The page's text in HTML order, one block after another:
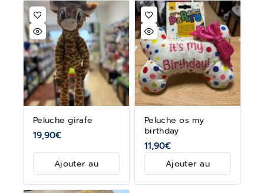
Peluche girafe
19,90€
Ajouter au
Peluche os my
birthday
11,90€
Ajouter au